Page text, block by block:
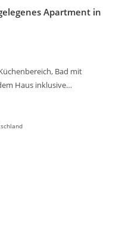
Apartment in
Bad mit
Haus inklusive…